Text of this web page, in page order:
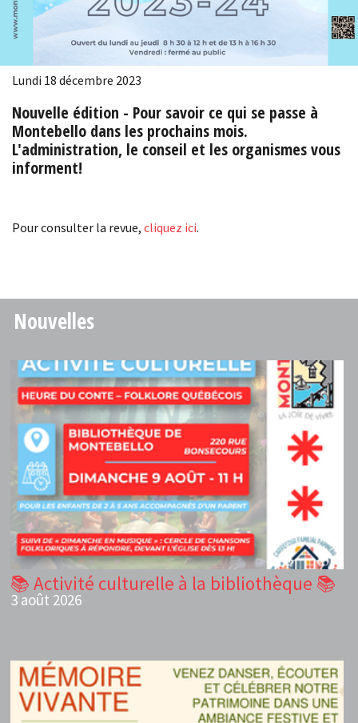
Lundi 18 décembre 2023
Nouvelle édition - Pour savoir ce qui se passe à
Montebello dans les prochains mois.
L'administration, le conseil et les organismes vous
informent!
Pour consulter la revue, cliquez ici.
Nouvelles
📚 Activité culturelle à la bibliothèque 📚
3 août 2026